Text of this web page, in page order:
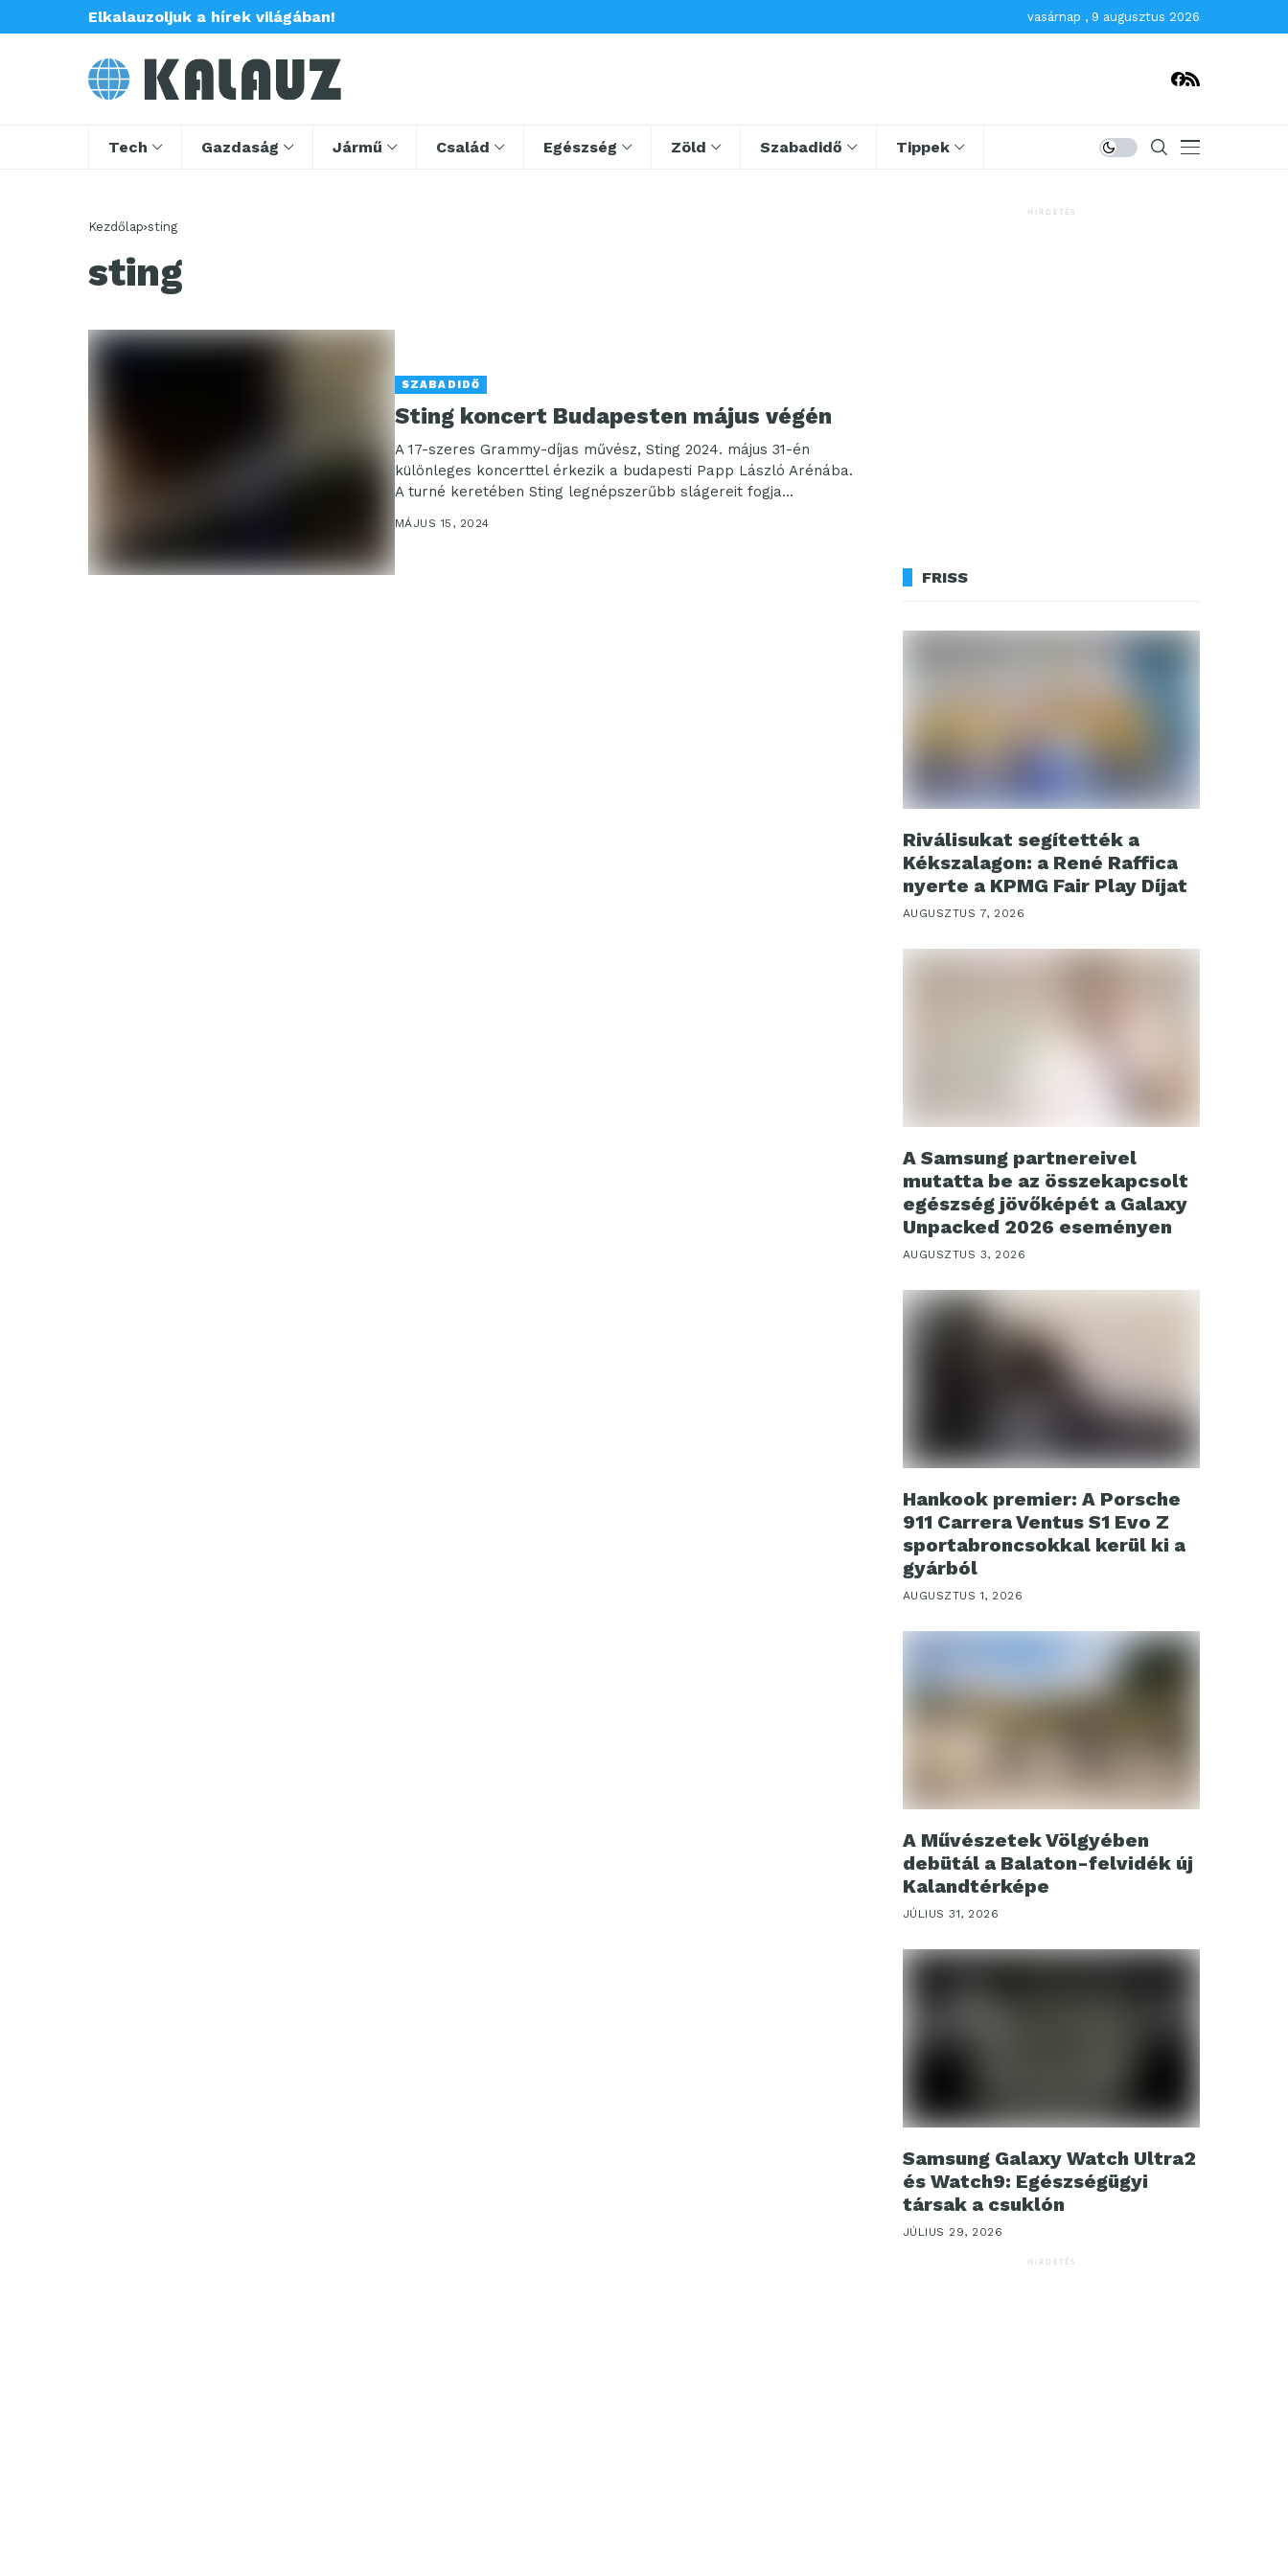
Elkalauzoljuk a hírek világában! vasárnap , 9 augusztus 2026
Tech Gazdaság Jármű Család Egészség Zöld Szabadidő Tippek
Kezdőlap sting
sting
SZABADIDŐ
Sting koncert Budapesten május végén
A 17-szeres Grammy-díjas művész, Sting 2024. május 31-én
különleges koncerttel érkezik a budapesti Papp László Arénába.
A turné keretében Sting legnépszerűbb slágereit fogja...
MÁJUS 15, 2024
HIRDETÉS
FRISS
Riválisukat segítették a
Kékszalagon: a René Raffica
nyerte a KPMG Fair Play Díjat
AUGUSZTUS 7, 2026
A Samsung partnereivel
mutatta be az összekapcsolt
egészség jövőképét a Galaxy
Unpacked 2026 eseményen
AUGUSZTUS 3, 2026
Hankook premier: A Porsche
911 Carrera Ventus S1 Evo Z
sportabroncsokkal kerül ki a
gyárból
AUGUSZTUS 1, 2026
A Művészetek Völgyében
debütál a Balaton-felvidék új
Kalandtérképe
JÚLIUS 31, 2026
Samsung Galaxy Watch Ultra2
és Watch9: Egészségügyi
társak a csuklón
JÚLIUS 29, 2026
HIRDETÉS